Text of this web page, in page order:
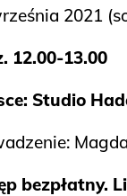
2021
12.00-13.00
Studio
bezpłatny.